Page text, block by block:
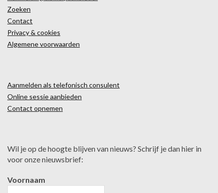
Zoeken
Contact
Privacy & cookies
Algemene voorwaarden
Aanmelden als telefonisch consulent
Online sessie aanbieden
Contact opnemen
Wil je op de hoogte blijven van nieuws? Schrijf je dan hier in
voor onze nieuwsbrief:
Voornaam